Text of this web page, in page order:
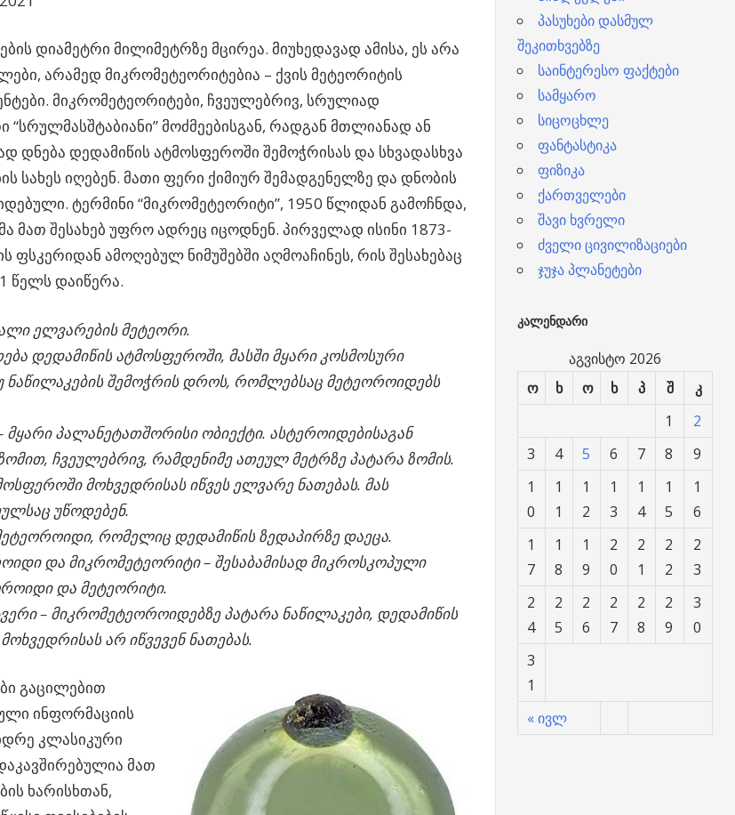
დიამეტრი მილიმეტრზე მცირეა. მიუხედავად ამისა, ეს არა
არამედ მიკრომეტეორიტებია – ქვის მეტეორიტის
მიკრომეტეორიტები, ჩვეულებრივ, სრულიად
“სრულმასშტაბიანი” მოძმეებისგან, რადგან მთლიანად ან
დნება დედამიწის ატმოსფეროში შემოჭრისას და სხვადასხვა
სახეს იღებენ. მათი ფერი ქიმიურ შემადგენელზე და დნობის
ტერმინი “მიკრომეტეორიტი”, 1950 წლიდან გამოჩნდა,
მათ შესახებ უფრო ადრეც იცოდნენ. პირველად ისინი 1873-
ფსკერიდან ამოღებულ ნიმუშებში აღმოაჩინეს, რის შესახებაც
წელს დაიწერა.
ელვარების მეტეორი.
დედამიწის ატმოსფეროში, მასში მყარი კოსმოსური
ნაწილაკების შემოჭრის დროს, რომლებსაც მეტეოროიდებს
პალანეტათშორისი ობიექტი. ასტეროიდებისაგან
ჩვეულებრივ, რამდენიმე ათეულ მეტრზე პატარა ზომის.
მოხვედრისას იწვეს ელვარე ნათებას. მას
უწოდებენ.
რომელიც დედამიწის ზედაპირზე დაეცა.
და მიკრომეტეორიტი – შესაბამისად მიკროსკოპული
და მეტეორიტი.
– მიკრომეტეოროიდებზე პატარა ნაწილაკები, დედამიწის
არ იწვევენ ნათებას.
გაცილებით
ინფორმაციის
კლასიკური
მათ
ხარისხთან,
პასუხები დასმულ
შეკითხვებზე
საინტერესო ფაქტები
სამყარო
სიცოცხლე
ფანტასტიკა
ფიზიკა
ქართველები
შავი ხვრელი
ძველი ცივილიზაციები
ჯუჯა პლანეტები
ᲙᲐᲚᲔᲜᲓᲐᲠᲘ
აგვისტო 2026
ო
ხ ო ხ პ შ კ
« ივლ
1
2
3
4 5 6 7 8
9
1
0
1
1
1
2
1
3
1
4
1
5
1
6
1
7
1
8
1
9
2
0
2
1
2
2
2
3
2
4
2
5
2
6
2
7
2
8
2
9
3
0
3
1